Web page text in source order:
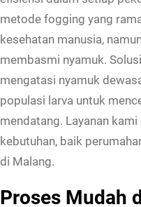
metode fogging yang
kesehatan manusia,
membasmi nyamuk.
mengatasi nyamuk
populasi larva untuk
mendatang. Layanan
kebutuhan, baik
di Malang.
Proses Mudah